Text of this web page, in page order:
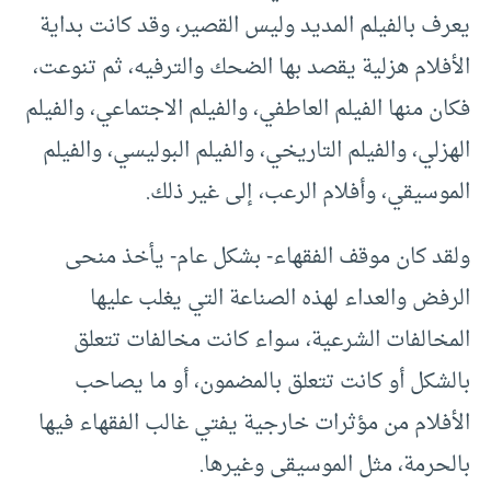
يعرف بالفيلم المديد وليس القصير، وقد كانت بداية
الأفلام هزلية يقصد بها الضحك والترفيه، ثم تنوعت،
فكان منها الفيلم العاطفي، والفيلم الاجتماعي، والفيلم
الهزلي، والفيلم التاريخي، والفيلم البوليسي، والفيلم
الموسيقي، وأفلام الرعب، إلى غير ذلك.
ولقد كان موقف الفقهاء- بشكل عام- يأخذ منحى
الرفض والعداء لهذه الصناعة التي يغلب عليها
المخالفات الشرعية، سواء كانت مخالفات تتعلق
بالشكل أو كانت تتعلق بالمضمون، أو ما يصاحب
الأفلام من مؤثرات خارجية يفتي غالب الفقهاء فيها
بالحرمة، مثل الموسيقى وغيرها.